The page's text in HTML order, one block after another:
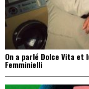
On a parlé Dolce Vita et
Femminielli